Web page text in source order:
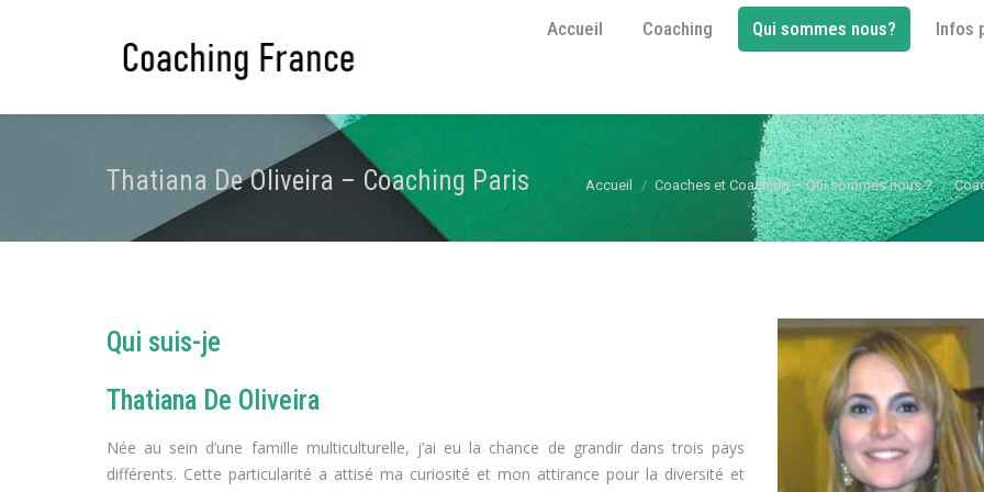
Accueil Coaching Qui sommes nous? Infos
Thatiana De Oliveira – Coaching Paris Vous êtes ici :
Accueil Coaches et Coaching – Qui sommes nous ?
Qui suis-je
Thatiana De Oliveira
Née au sein d’une famille multiculturelle, j’ai eu la chance de grandir dans trois pays
différents. Cette particularité a attisé ma curiosité et mon attirance pour la diversité et
Accueil Coaching Qui sommes nous? Infos